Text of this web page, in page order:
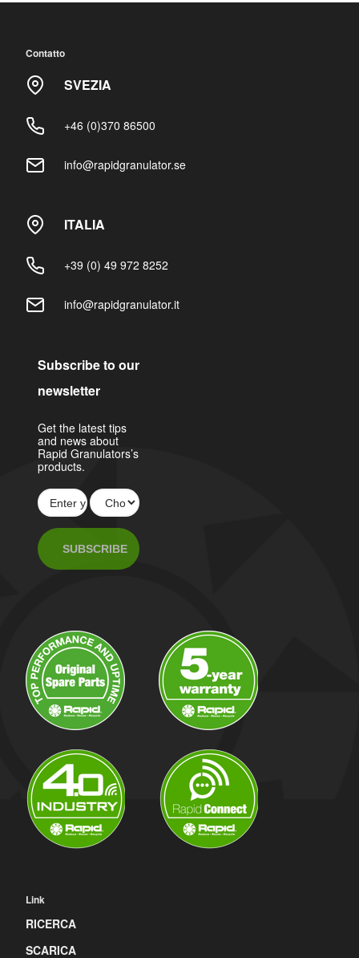
Contatto
SVEZIA
+46 (0)370 86500
info@rapidgranulator.se
ITALIA
+39 (0) 49 972 8252
info@rapidgranulator.it
Subscribe to our
newsletter
Get the latest tips
and news about
Rapid Granulators’s
products.
Link
RICERCA
SCARICA